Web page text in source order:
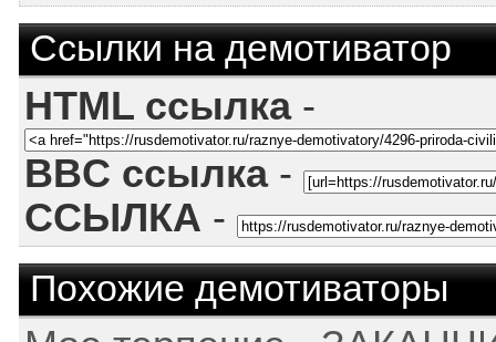
Ссылки на демотиватор
HTML ссылка-
BBC ссылка-
ССЫЛКА -
Похожие демотиваторы